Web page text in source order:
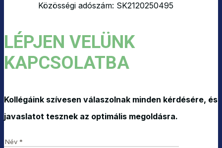
Közösségi adószám: SK2120250495
LÉPJEN VELÜNK
KAPCSOLATBA
Kollégáink szívesen válaszolnak minden kérdésére, és
javaslatot tesznek az optimális megoldásra.